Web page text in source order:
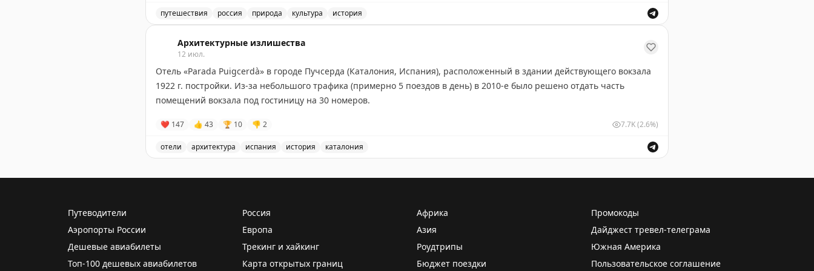
путешествия россия природа культура история
Архитектурные излишества
12 июл.
Отель «Parada Puigcerdà» в городе Пучсерда (Каталония, Испания), расположенный в здании действующего вокзала
1922 г. постройки. Из-за небольшого трафика (примерно 5 поездов в день) в 2010-е было решено отдать часть
помещений вокзала под гостиницу на 30 номеров.
❤ 147 👍 43 🏆 10 👎 2 7.7K(2.6%)
отели архитектура испания история каталония
Путеводители Россия Африка
Промокоды
Аэропорты России
Европа Азия
Дайджест тревел-телеграма
Дешевые авиабилеты
Трекинг и хайкинг Роудтрипы
Южная Америка
Топ-100 дешевых авиабилетов
Карта открытых границ Бюджет поездки Пользовательское соглашение